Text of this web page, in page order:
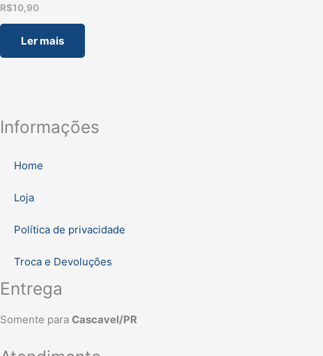
R$10,90
Ler mais
Informações
Home
Loja
Política de privacidade
Troca e Devoluções
Entrega
Somente para Cascavel/PR